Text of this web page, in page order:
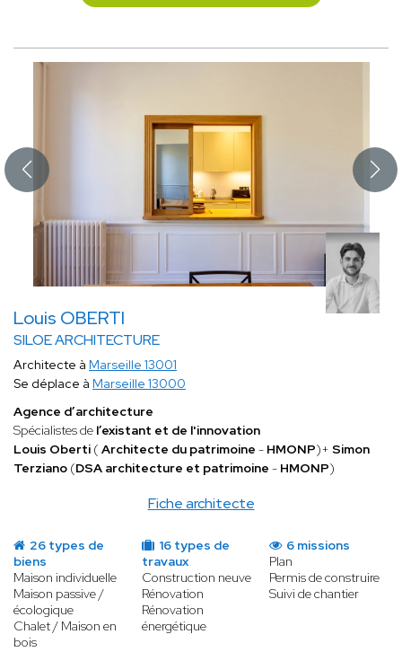
Louis OBERTI
SILOE ARCHITECTURE
Fiche architecte
Architecte à Marseille 13001
Se déplace à Marseille 13000
Agence d’architecture
Spécialistes de l’existant et de l'innovation
Louis Oberti ( Architecte du patrimoine - HMONP)+ Simon
Terziano (DSA architecture et patrimoine - HMONP)
26 types de
biens
Maison individuelle
Maison passive /
écologique
Chalet / Maison en
bois
16 types de
travaux
Construction neuve
Rénovation
Rénovation
énergétique
6 missions
Plan
Permis de construire
Suivi de chantier